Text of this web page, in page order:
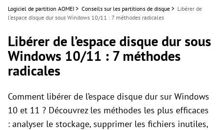
Logiciel de partition AOMEI > Conseils sur les partitions de disque > Libérer de
l’espace disque dur sous Windows 10/11 : 7 méthodes radicales
Libérer de l’espace disque dur sous
Windows 10/11 : 7 méthodes
radicales
Comment libérer de l’espace disque dur sur Windows
10 et 11 ? Découvrez les méthodes les plus efficaces
: analyser le stockage, supprimer les fichiers inutiles,